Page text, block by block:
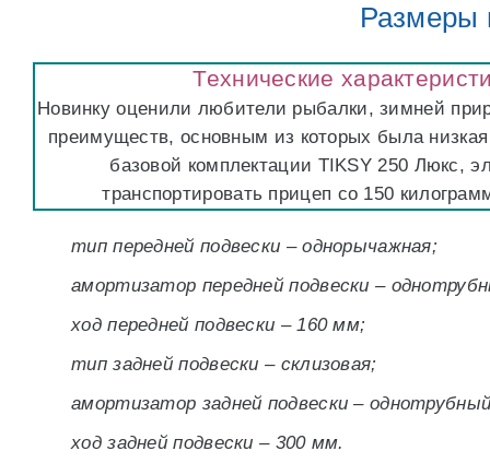
Размеры
Технические
Новинку оценили любители рыбалки, зимней
преимуществ, основным из которых была
базовой комплектации TIKSY 250 Люкс,
транспортировать прицеп со 150
тип передней подвески – однорычажная;
амортизатор передней подвески –
ход передней подвески – 160 мм;
тип задней подвески – склизовая;
амортизатор задней подвески –
ход задней подвески – 300 мм.